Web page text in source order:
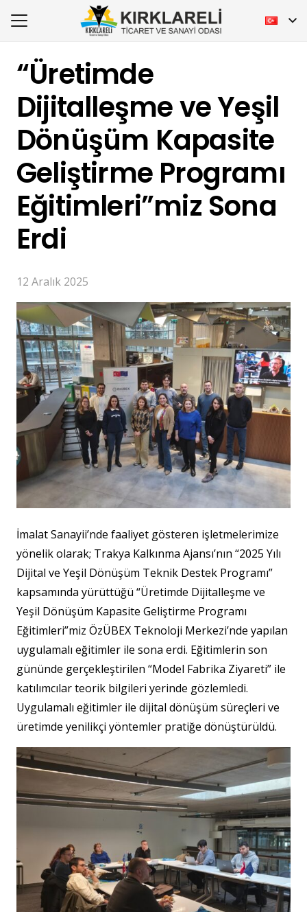
“Üretimde
Dijitalleşme ve Yeşil
Dönüşüm Kapasite
Geliştirme Programı
Eğitimleri”miz Sona
Erdi
12 Aralık 2025
İmalat Sanayii’nde faaliyet gösteren işletmelerimize
yönelik olarak; Trakya Kalkınma Ajansı’nın “2025 Yılı
Dijital ve Yeşil Dönüşüm Teknik Destek Programı”
kapsamında yürüttüğü “Üretimde Dijitalleşme ve
Yeşil Dönüşüm Kapasite Geliştirme Programı
Eğitimleri”miz ÖzÜBEX Teknoloji Merkezi’nde yapılan
uygulamalı eğitimler ile sona erdi. Eğitimlerin son
gününde gerçekleştirilen “Model Fabrika Ziyareti” ile
katılımcılar teorik bilgileri yerinde gözlemledi.
Uygulamalı eğitimler ile dijital dönüşüm süreçleri ve
üretimde yenilikçi yöntemler pratiğe dönüştürüldü.